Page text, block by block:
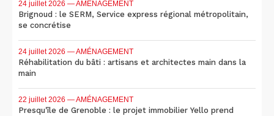
24 juillet 2026 — AMÉNAGEMENT
Brignoud : le SERM, Service express régional métropolitain,
se concrétise
24 juillet 2026 — AMÉNAGEMENT
Réhabilitation du bâti : artisans et architectes main dans la
main
22 juillet 2026 — AMÉNAGEMENT
Presqu'île de Grenoble : le projet immobilier Yello prend